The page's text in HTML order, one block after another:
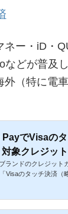
ネー・iD・
などが普及
（特に電
でVisaのタ
象クレジッ
ランドのクレジット
Visaのタッチ決済（